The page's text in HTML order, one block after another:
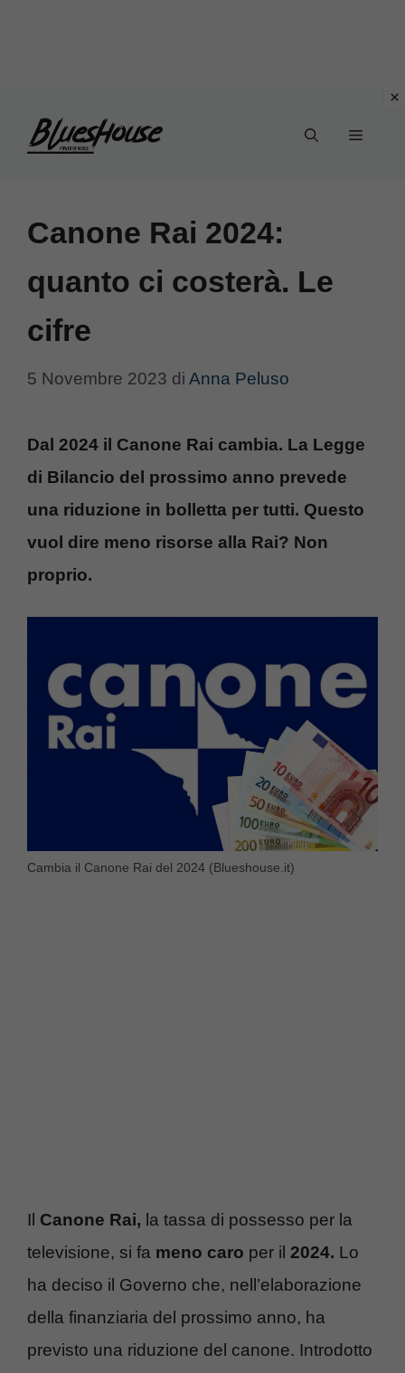
Menu
Canone Rai 2024:
quanto ci costerà. Le
cifre
5 Novembre 2023 di Anna Peluso
Dal 2024 il Canone Rai cambia. La Legge
di Bilancio del prossimo anno prevede
una riduzione in bolletta per tutti. Questo
vuol dire meno risorse alla Rai? Non
proprio.
Cambia il Canone Rai del 2024 (Blueshouse.it)
Il Canone Rai, la tassa di possesso per la
televisione, si fa meno caro per il 2024. Lo
ha deciso il Governo che, nell’elaborazione
della finanziaria del prossimo anno, ha
previsto una riduzione del canone. Introdotto